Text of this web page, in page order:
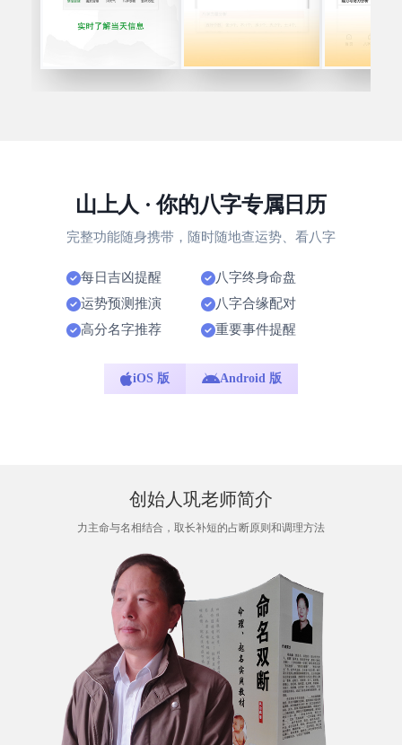
山上人 · 你的八字专属日历
完整功能随身携带，随时随地查运势、看八字
每日吉凶提醒
八字终身命盘
运势预测推演
八字合缘配对
高分名字推荐
重要事件提醒
iOS 版 Android 版
创始人巩老师简介
力主命与名相结合，取长补短的占断原则和调理方法